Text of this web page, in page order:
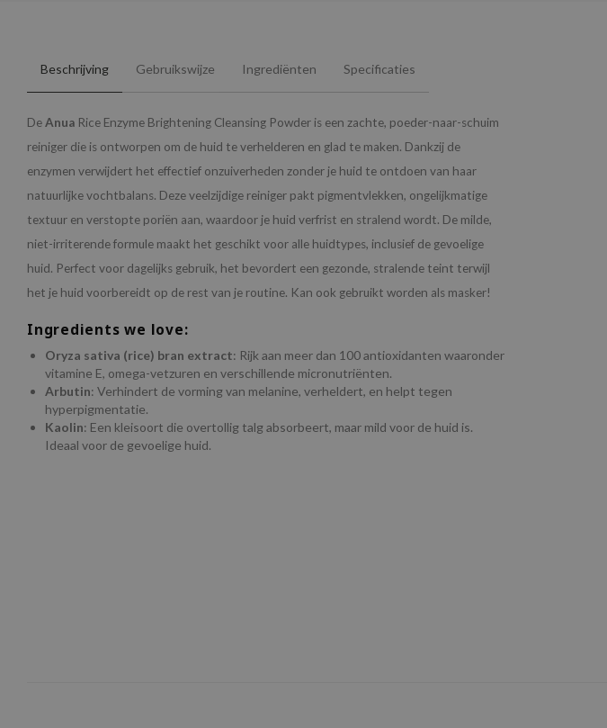
Beschrijving Gebruikswijze Ingrediënten Specificaties
DeAnua Rice Enzyme Brightening Cleansing Powder is een zachte, poeder-naar-schuim
reiniger die is ontworpen om de huid te verhelderen en glad te maken. Dankzij de
enzymen verwijdert het effectief onzuiverheden zonder je huid te ontdoen van haar
natuurlijke vochtbalans. Deze veelzijdige reiniger pakt pigmentvlekken, ongelijkmatige
textuur en verstopte poriën aan, waardoor je huid verfrist en stralend wordt. De milde,
niet-irriterende formule maakt het geschikt voor alle huidtypes, inclusief de gevoelige
huid. Perfect voor dagelijks gebruik, het bevordert een gezonde, stralende teint terwijl
het je huid voorbereidt op de rest van je routine. Kan ook gebruikt worden als masker!
Ingredients we love:
Oryza sativa (rice) bran extract: Rijk aan meer dan 100 antioxidanten waaronder
vitamine E, omega-vetzuren en verschillende micronutriënten.
Arbutin: Verhindert de vorming van melanine, verheldert, en helpt tegen
hyperpigmentatie.
Kaolin: Een kleisoort die overtollig talg absorbeert, maar mild voor de huid is.
Ideaal voor de gevoelige huid.